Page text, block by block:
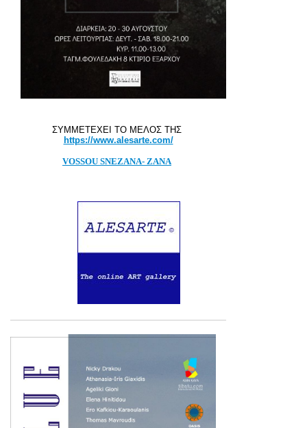
ΣΥΜΜΕΤΕΧΕΙ TΟ ΜΕΛΟΣ ΤΗΣ
https://www.alesarte.com/
VOSSOU SNEZANA- ZANA